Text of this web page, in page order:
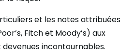
et les notes attribuées
Fitch et Moody’s) aux
incontournables.